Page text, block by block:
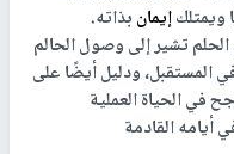
ويمتلكإيمانبذاته.
تشير إلى وصول الحالم
المستقبل، ودليل أيضًا على
الحياة العملية
القادمة